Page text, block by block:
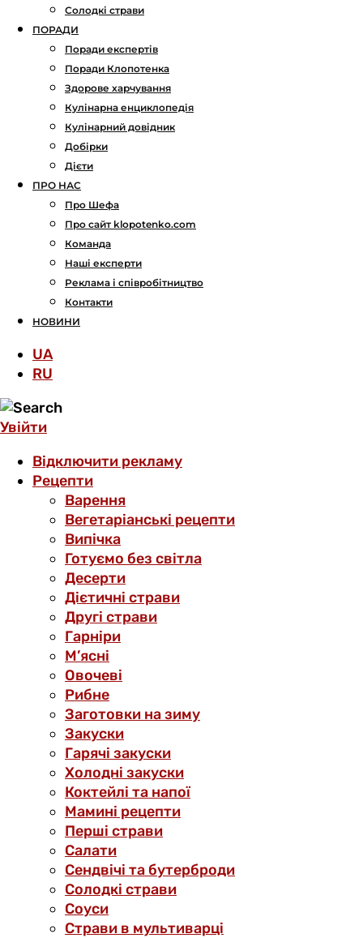
Солодкі страви
ПОРАДИ
Поради експертів
Поради Клопотенка
Здорове харчування
Кулінарна енциклопедія
Кулінарний довідник
Добірки
Дієти
ПРО НАС
Про Шефа
Про сайт klopotenko.com
Команда
Наші експерти
Реклама і співробітництво
Контакти
НОВИНИ
UA
RU
Увійти
Відключити рекламу
Рецепти
Варення
Вегетаріанські рецепти
Випічка
Готуємо без світла
Десерти
Дієтичні страви
Другі страви
Гарніри
М’ясні
Овочеві
Рибне
Заготовки на зиму
Закуски
Гарячі закуски
Холодні закуски
Коктейлі та напої
Мамині рецепти
Перші страви
Салати
Сендвічі та бутерброди
Солодкі страви
Соуси
Страви в мультиварці